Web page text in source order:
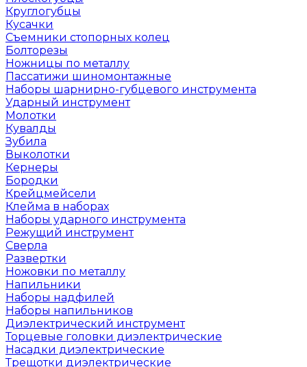
Круглогубцы
Кусачки
Съемники стопорных колец
Болторезы
Ножницы по металлу
Пассатижи шиномонтажные
Наборы шарнирно-губцевого инструмента
Ударный инструмент
Молотки
Кувалды
Зубила
Выколотки
Кернеры
Бородки
Крейцмейсели
Клейма в наборах
Наборы ударного инструмента
Режущий инструмент
Сверла
Развертки
Ножовки по металлу
Напильники
Наборы надфилей
Наборы напильников
Диэлектрический инструмент
Торцевые головки диэлектрические
Насадки диэлектрические
Трещотки диэлектрические